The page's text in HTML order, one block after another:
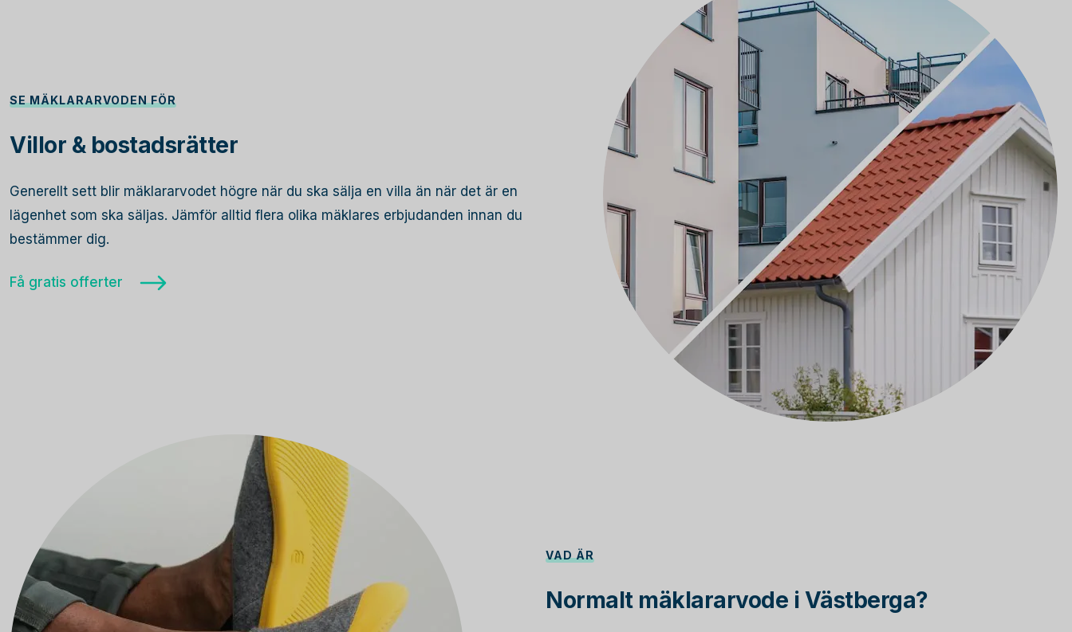
SE MÄKLARARVODEN FÖR
Villor & bostadsrätter
Generellt sett blir mäklararvodet högre när du ska sälja en villa än när det är en
lägenhet som ska säljas. Jämför alltid flera olika mäklares erbjudanden innan du
bestämmer dig.
Få gratis offerter
VAD ÄR
Normalt mäklararvode i Västberga?